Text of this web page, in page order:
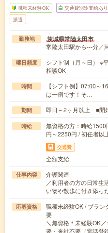
職種未経験OK 交通費別途支給あり
派遣
勤務地 茨城県常陸太田市
常陸太田駅から---分／
曜日頻度
シフト制（月～日） ※
相談OK
時間
【シフト例】07:00～
は一例です！そ…
期間 即日～2ヶ月以上 ■開
時給
無資格の方：時給
円～2250円 / 初任者以
交通費
全額支給
仕事内容
介護関連
／利用者の方の日常
い物や散歩に付き添っ
応募資格
職種未経験OK / ブラン
要
＼無資格＊未経験OK
要・来社不要（電話